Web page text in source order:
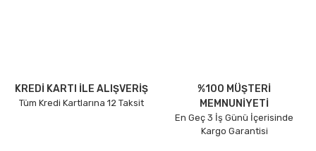
KREDİ KARTI İLE ALIŞVERİŞ
Tüm Kredi Kartlarına 12 Taksit
%100 MÜŞTERİ
MEMNUNİYETİ
En Geç 3 İş Günü İçerisinde
Kargo Garantisi